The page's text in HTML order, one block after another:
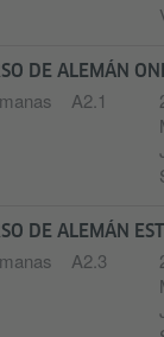
DE ALEMÁN
A2.1
DE ALEMÁN
A2.3